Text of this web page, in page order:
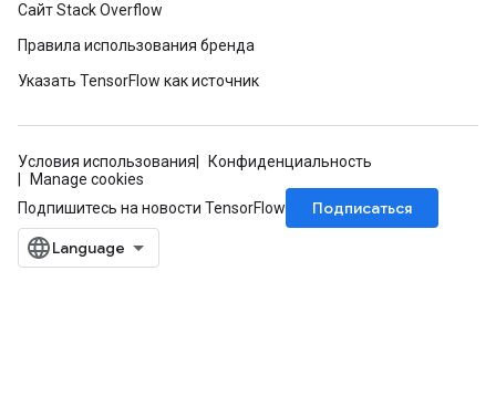
Сайт Stack Overflow
Правила использования бренда
Указать TensorFlow как источник
Условия использования
Конфиденциальность
Manage cookies
Подпишитесь на новости TensorFlow
Подписаться